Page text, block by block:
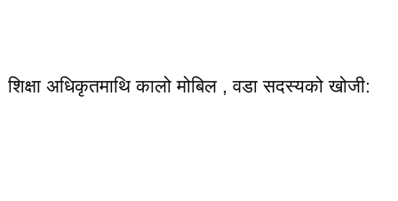
शिक्षा अधिकृतमाथि कालो मोबिल , वडा सदस्यको खोजी: